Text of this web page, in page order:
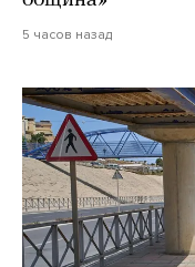
5 часов назад